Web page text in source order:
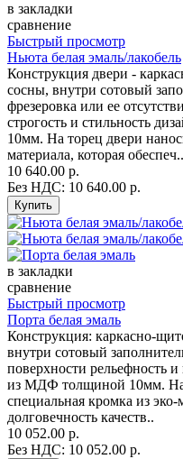
в закладки
сравнение
Быстрый просмотр
Ньюта белая эмаль/лакобель
Конструкция двери -
сосны, внутри сотовый
фрезеровка или ее
строгость и стильность
10мм. На торец двери
материала, которая обеспеч..
10 640.00 р.
Без НДС: 10 640.00 р.
в закладки
сравнение
Быстрый просмотр
Порта белая эмаль
Конструкция: каркасно-
внутри сотовый
поверхности рельефность
из МДФ толщиной 10мм. На
специальная кромка из эко-
долговечность качеств..
10 052.00 р.
Без НДС: 10 052.00 р.